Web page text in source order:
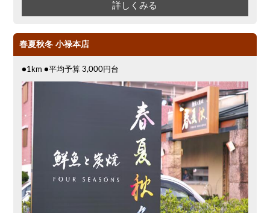
詳しくみる
春夏秋冬 小禄本店
●1km ●平均予算 3,000円台